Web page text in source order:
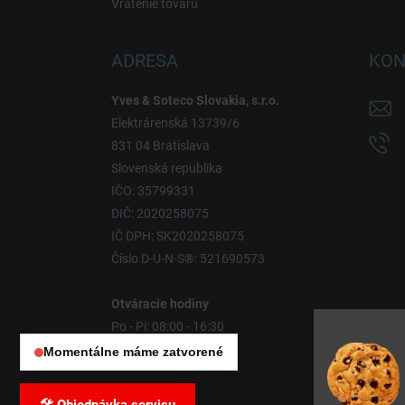
Vrátenie tovaru
ADRESA
Yves & Soteco Slovakia, s.r.o.
Elektrárenská 13739/6
831 04 Bratislava
Slovenská republika
IČO: 35799331
DIČ: 2020258075
IČ DPH: SK2020258075
Číslo D-U-N-S®: 521690573
Otváracie hodiny
Po - Pi: 08:00 - 16:30
So - Ne: Zatvorené
Momentálne máme zatvorené
Otváracie hodiny:
Po – Pia: 08:00 – 16:30